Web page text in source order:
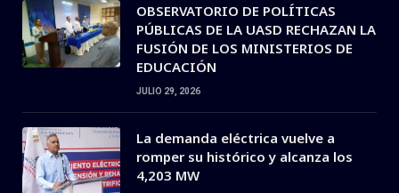
OBSERVATORIO DE POLÍTICAS
PÚBLICAS DE LA UASD RECHAZAN LA
FUSIÓN DE LOS MINISTERIOS DE
EDUCACIÓN
JULIO 29, 2026
La demanda eléctrica vuelve a
romper su histórico y alcanza los
4,203 MW